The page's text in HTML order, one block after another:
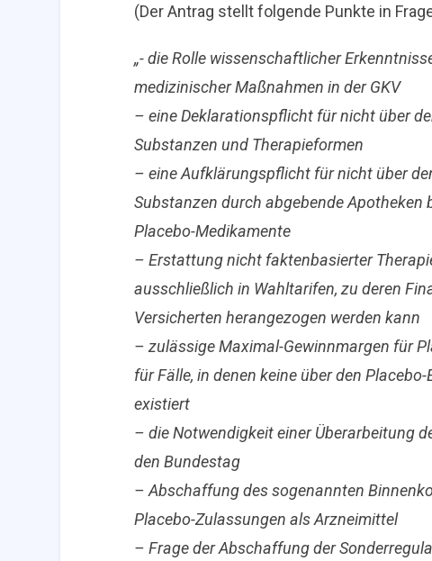
(Der Antrag stellt folgende Punkte in
„- die Rolle wissenschaftlicher
medizinischer Maßnahmen in der GKV
– eine Deklarationspflicht für nicht über
Substanzen und Therapieformen
– eine Aufklärungspflicht für nicht über
Substanzen durch abgebende
Placebo-Medikamente
– Erstattung nicht faktenbasierter
ausschließlich in Wahltarifen, zu deren
Versicherten herangezogen werden kann
– zulässige Maximal-Gewinnmargen für
für Fälle, in denen keine über den
existiert
– die Notwendigkeit einer Überarbeitung
den Bundestag
– Abschaffung des sogenannten
Placebo-Zulassungen als Arzneimittel
– Frage der Abschaffung der